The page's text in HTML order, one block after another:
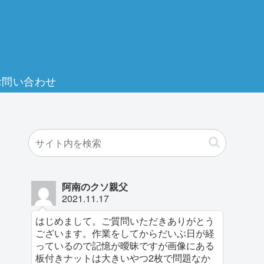
い合わせ
阿南のクソ親父
2021.11.17
はじめまして。ご質問いただきありがとう
ございます。作業をしてからだいぶ日が経
っているので記憶が曖昧ですが画像にある
板付きナットは大きいやつ2枚で問題なか